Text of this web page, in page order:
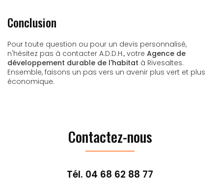
Conclusion
Pour toute question ou pour un devis personnalisé,
n'hésitez pas à contacter A.D.D.H., votre Agence de
développement durable de l'habitat à Rivesaltes.
Ensemble, faisons un pas vers un avenir plus vert et plus
économique.
Contactez-nous
Tél. 04 68 62 88 77